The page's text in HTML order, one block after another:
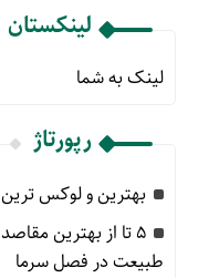
لینکستان
لینک به شما
رپورتاژ
بهترین و لوکس
۵ تا از بهترین
طبیعت در فصل سرما